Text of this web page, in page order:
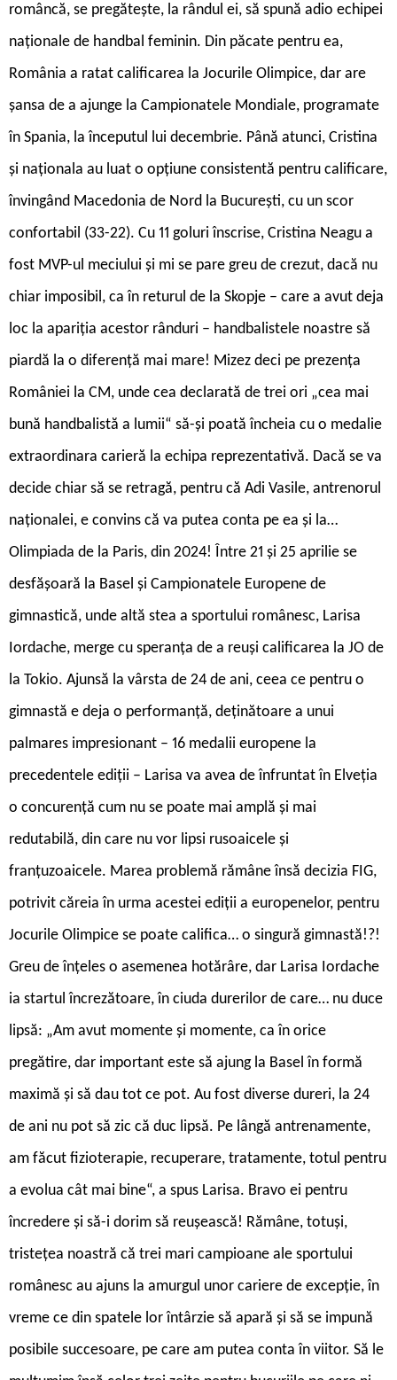
româncă, se pregătește, la rândul ei, să spună adio echipei
naționale de handbal feminin. Din păcate pentru ea,
România a ratat calificarea la Jocurile Olimpice, dar are
șansa de a ajunge la Campionatele Mondiale, programate
în Spania, la începutul lui decembrie. Până atunci, Cristina
și naționala au luat o opțiune consistentă pentru calificare,
învingând Macedonia de Nord la București, cu un scor
confortabil (33-22). Cu 11 goluri înscrise, Cristina Neagu a
fost MVP-ul meciului și mi se pare greu de crezut, dacă nu
chiar imposibil, ca în returul de la Skopje – care a avut deja
loc la apariția acestor rânduri – handbalistele noastre să
piardă la o diferență mai mare! Mizez deci pe prezența
României la CM, unde cea declarată de trei ori „cea mai
bună handbalistă a lumii“ să-și poată încheia cu o medalie
extraordinara carieră la echipa reprezentativă. Dacă se va
decide chiar să se retragă, pentru că Adi Vasile, antrenorul
naționalei, e convins că va putea conta pe ea și la…
Olimpiada de la Paris, din 2024! Între 21 și 25 aprilie se
desfășoară la Basel și Campionatele Europene de
gimnastică, unde altă stea a sportului românesc, Larisa
Iordache, merge cu speranța de a reuși calificarea la JO de
la Tokio. Ajunsă la vârsta de 24 de ani, ceea ce pentru o
gimnastă e deja o performanță, deținătoare a unui
palmares impresionant – 16 medalii europene la
precedentele ediții – Larisa va avea de înfruntat în Elveția
o concurență cum nu se poate mai amplă și mai
redutabilă, din care nu vor lipsi rusoaicele și
franțuzoaicele. Marea problemă rămâne însă decizia FIG,
potrivit căreia în urma acestei ediții a europenelor, pentru
Jocurile Olimpice se poate califica… o singură gimnastă!?!
Greu de înțeles o asemenea hotărâre, dar Larisa Iordache
ia startul încrezătoare, în ciuda durerilor de care… nu duce
lipsă: „Am avut momente și momente, ca în orice
pregătire, dar important este să ajung la Basel în formă
maximă și să dau tot ce pot. Au fost diverse dureri, la 24
de ani nu pot să zic că duc lipsă. Pe lângă antrenamente,
am făcut fizioterapie, recuperare, tratamente, totul pentru
a evolua cât mai bine“, a spus Larisa. Bravo ei pentru
încredere și să-i dorim să reușească! Rămâne, totuși,
tristețea noastră că trei mari campioane ale sportului
românesc au ajuns la amurgul unor cariere de excepție, în
vreme ce din spatele lor întârzie să apară și să se impună
posibile succesoare, pe care am putea conta în viitor. Să le